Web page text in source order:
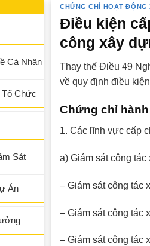
Cá Nhân
Chức
Sát
Án
CHỨNG CHỈ HOẠT ĐỘNG
Điều kiện
công xây
Thay thế Điều 49
về quy định điều
Chứng chỉ
1. Các lĩnh vực cấp
a) Giám sát công
– Giám sát công tác
– Giám sát công tác
– Giám sát công tác